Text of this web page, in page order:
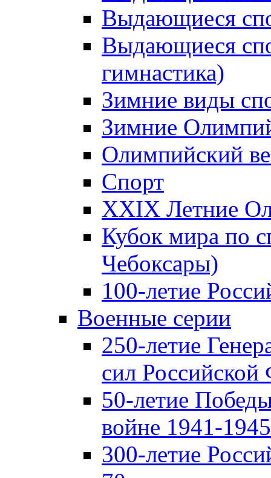
Выдающиеся
Выдающиеся
гимнастика)
Зимние виды
Зимние
Олимпийский
Спорт
XXIX Летние
Кубок мира по
Чебоксары)
100-летие
Военные серии
250-летие
сил Российской
50-летие
войне 1941-1945
300-летие